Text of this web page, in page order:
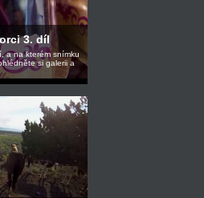
3. díl
a na kterém snímku
si galerii a